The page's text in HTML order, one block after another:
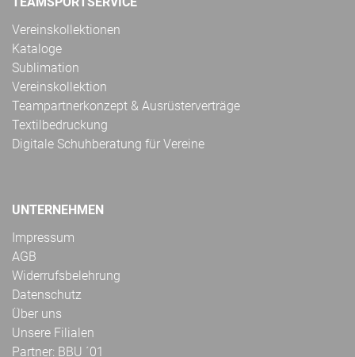
Vereinskollektionen
Kataloge
Sublimation
Vereinskollektion
Teampartnerkonzept & Ausrüsterverträge
Textilbedruckung
Digitale Schuhberatung für Vereine
UNTERNEHMEN
Impressum
AGB
Widerrufsbelehrung
Datenschutz
Über uns
Unsere Filialen
Partner: BBU ´01